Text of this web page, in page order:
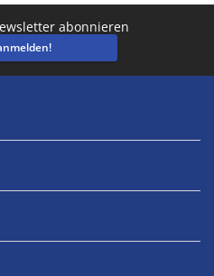
abonnieren